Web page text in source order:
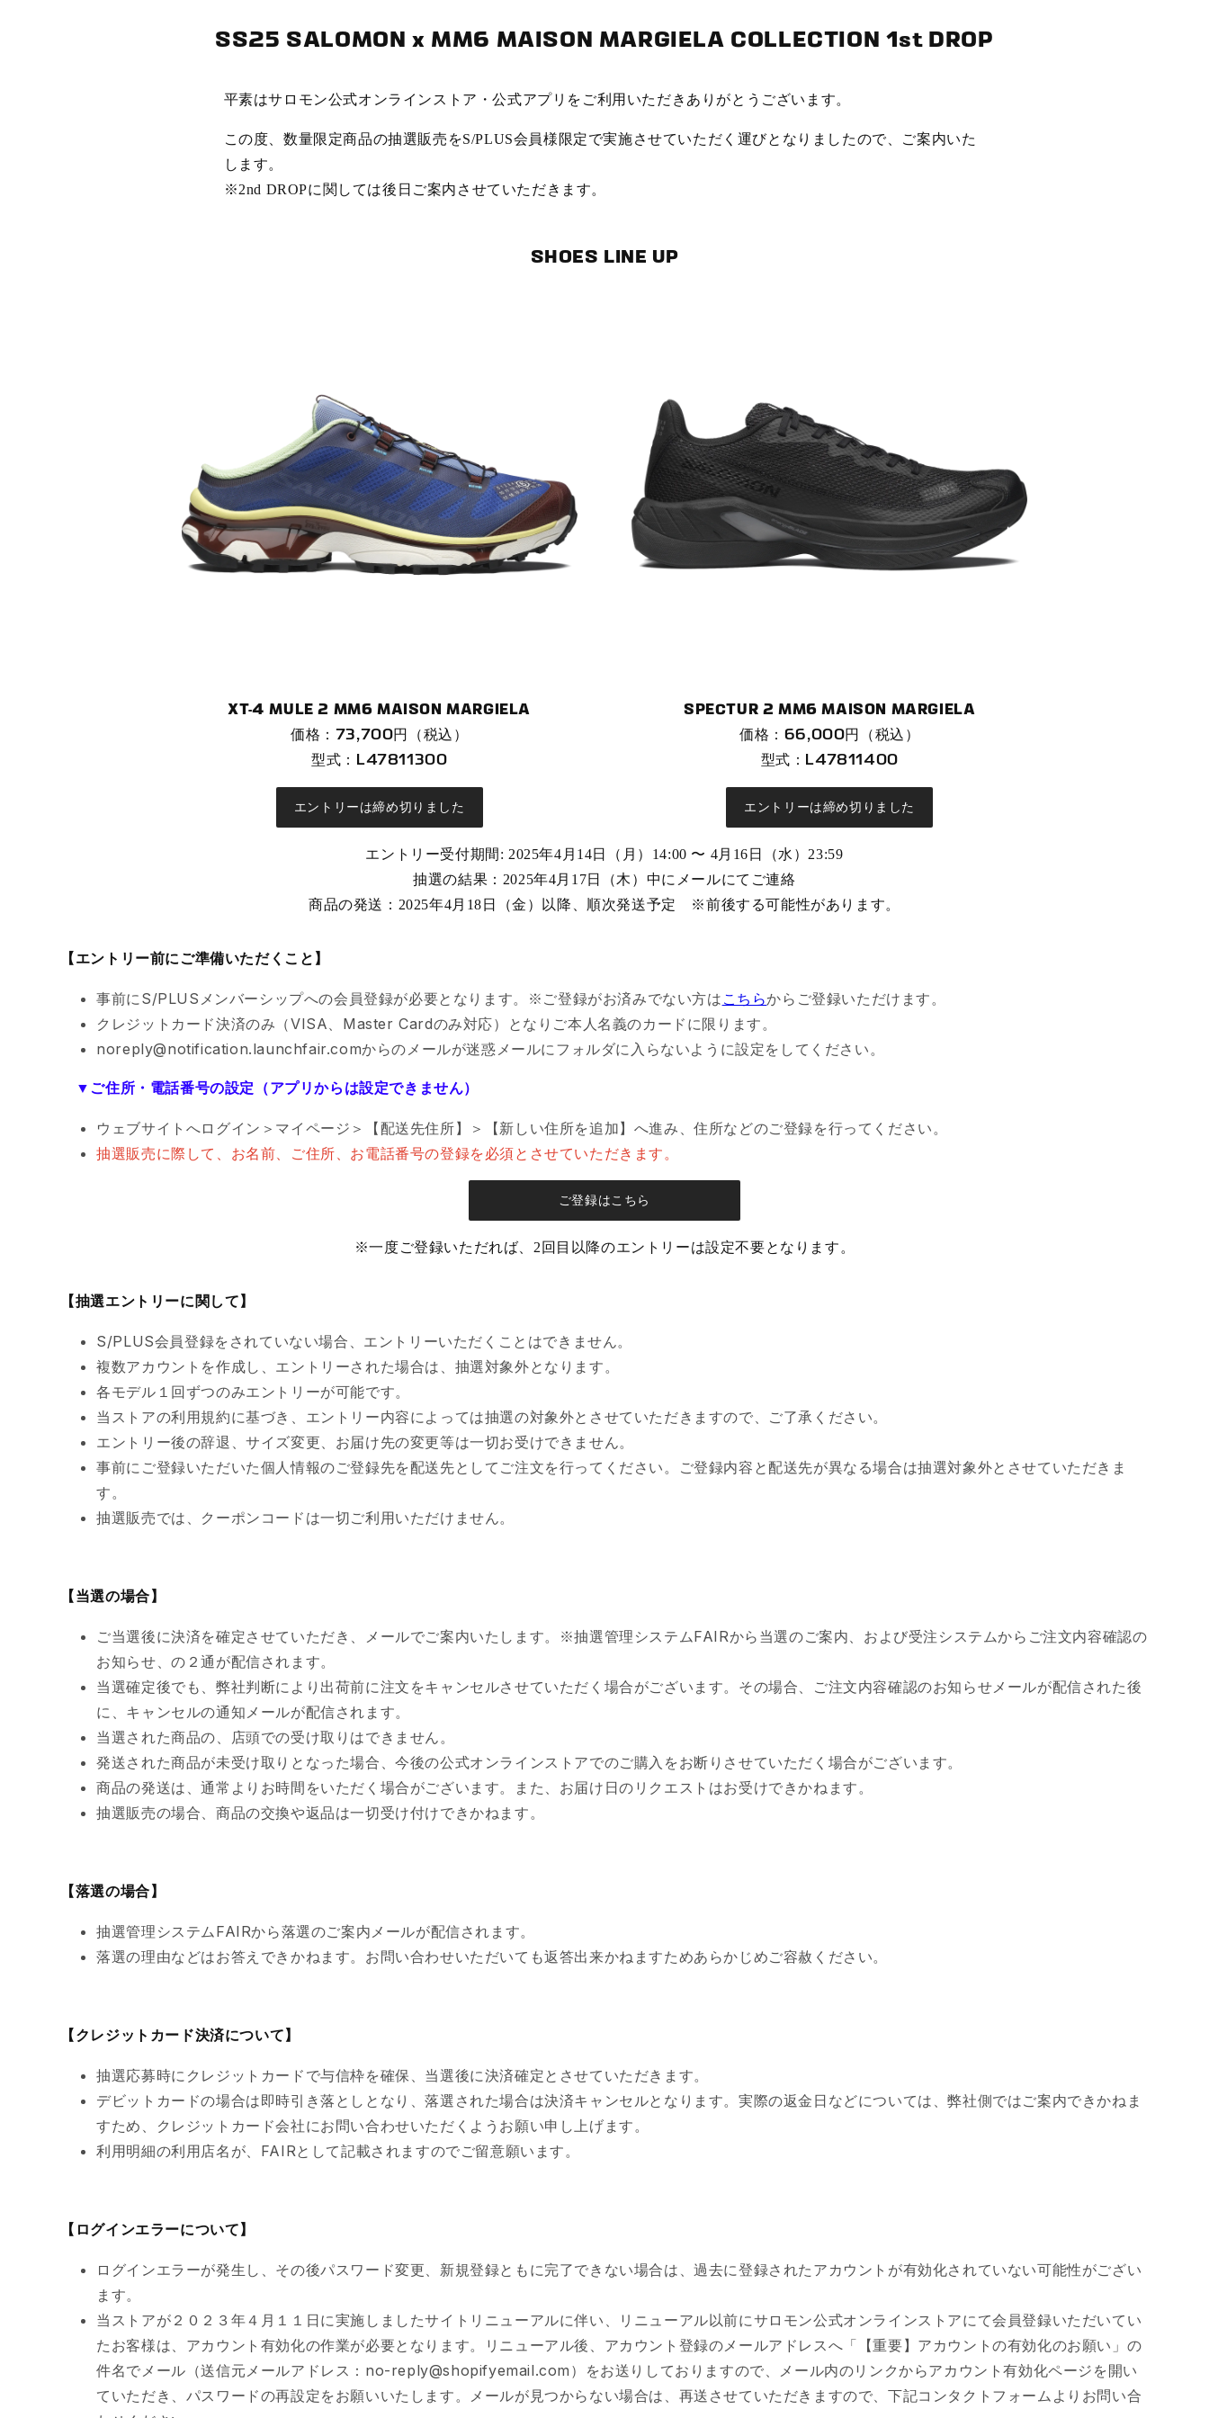
SS25 SALOMON x MM6 MAISON MARGIELA COLLECTION 1st DROP
平素はサロモン公式オンラインストア・公式アプリをご利用いただきありがとうございます。
この度、数量限定商品の抽選販売をS/PLUS会員様限定で実施させていただく運びとなりましたので、ご案内いた
します。
※2nd DROPに関しては後日ご案内させていただきます。
SHOES LINE UP
XT-4 MULE 2 MM6 MAISON MARGIELA
価格：73,700円（税込）
型式：L47811300
エントリーは締め切りました
SPECTUR 2 MM6 MAISON MARGIELA
価格：66,000円（税込）
型式：L47811400
エントリーは締め切りました
エントリー受付期間: 2025年4月14日（月）14:00 〜 4月16日（水）23:59
抽選の結果：2025年4月17日（木）中にメールにてご連絡
商品の発送：2025年4月18日（金）以降、順次発送予定 ※前後する可能性があります。
【エントリー前にご準備いただくこと】
事前にS/PLUSメンバーシップへの会員登録が必要となります。※ご登録がお済みでない方は こちらからご登録いただけます。
クレジットカード決済のみ（VISA、Master Cardのみ対応）となりご本人名義のカードに限ります。
noreply@notification.launchfair.comからのメールが迷惑メールにフォルダに入らないように設定をしてください。
▼ご住所・電話番号の設定（アプリからは設定できません）
ウェブサイトへログイン＞マイページ＞【配送先住所】＞【新しい住所を追加】へ進み、住所などのご登録を行ってください。
抽選販売に際して、お名前、ご住所、お電話番号の登録を必須とさせていただきます。
ご登録はこちら
※一度ご登録いただれば、2回目以降のエントリーは設定不要となります。
【抽選エントリーに関して】
S/PLUS会員登録をされていない場合、エントリーいただくことはできません。
複数アカウントを作成し、エントリーされた場合は、抽選対象外となります。
各モデル１回ずつのみエントリーが可能です。
当ストアの利用規約に基づき、エントリー内容によっては抽選の対象外とさせていただきますので、ご了承ください。
エントリー後の辞退、サイズ変更、お届け先の変更等は一切お受けできません。
事前にご登録いただいた個人情報のご登録先を配送先としてご注文を行ってください。ご登録内容と配送先が異なる場合は抽選対象外とさせていただきま
す。
抽選販売では、クーポンコードは一切ご利用いただけません。
【当選の場合】
ご当選後に決済を確定させていただき、メールでご案内いたします。※抽選管理システムFAIRから当選のご案内、および受注システムからご注文内容確認の
お知らせ、の２通が配信されます。
当選確定後でも、弊社判断により出荷前に注文をキャンセルさせていただく場合がございます。その場合、ご注文内容確認のお知らせメールが配信された後
に、キャンセルの通知メールが配信されます。
当選された商品の、店頭での受け取りはできません。
発送された商品が未受け取りとなった場合、今後の公式オンラインストアでのご購入をお断りさせていただく場合がございます。
商品の発送は、通常よりお時間をいただく場合がございます。また、お届け日のリクエストはお受けできかねます。
抽選販売の場合、商品の交換や返品は一切受け付けできかねます。
【落選の場合】
抽選管理システムFAIRから落選のご案内メールが配信されます。
落選の理由などはお答えできかねます。お問い合わせいただいても返答出来かねますためあらかじめご容赦ください。
【クレジットカード決済について】
抽選応募時にクレジットカードで与信枠を確保、当選後に決済確定とさせていただきます。
デビットカードの場合は即時引き落としとなり、落選された場合は決済キャンセルとなります。実際の返金日などについては、弊社側ではご案内できかねま
すため、クレジットカード会社にお問い合わせいただくようお願い申し上げます。
利用明細の利用店名が、FAIRとして記載されますのでご留意願います。
【ログインエラーについて】
ログインエラーが発生し、その後パスワード変更、新規登録ともに完了できない場合は、過去に登録されたアカウントが有効化されていない可能性がござい
ます。
当ストアが２０２３年４月１１日に実施しましたサイトリニューアルに伴い、リニューアル以前にサロモン公式オンラインストアにて会員登録いただいてい
たお客様は、アカウント有効化の作業が必要となります。リニューアル後、アカウント登録のメールアドレスへ「【重要】アカウントの有効化のお願い」の
件名でメール（送信元メールアドレス：no-reply@shopifyemail.com）をお送りしておりますので、メール内のリンクからアカウント有効化ページを開い
ていただき、パスワードの再設定をお願いいたします。メールが見つからない場合は、再送させていただきますので、下記コンタクトフォーム よりお問い合